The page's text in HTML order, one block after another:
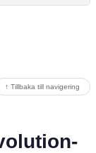
↑ Tillbaka till navigering